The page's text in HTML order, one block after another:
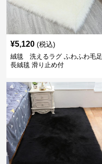
¥5,120 (税込)
絨毯 洗えるラグ ふわふわ毛足
長絨毯 滑り止め付